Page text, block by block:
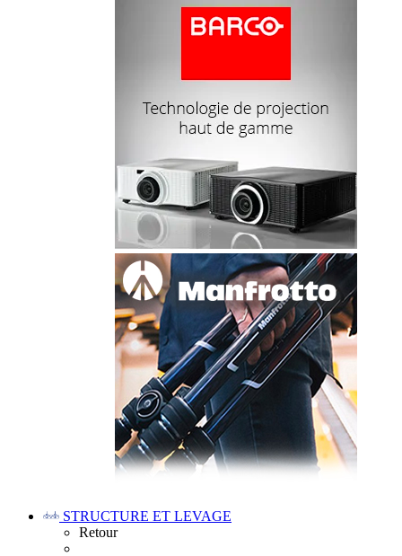
STRUCTURE ET LEVAGE
Retour